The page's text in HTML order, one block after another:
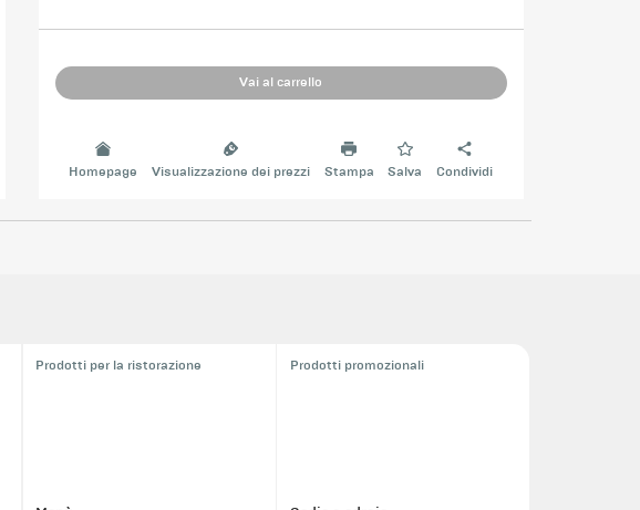
Vai al carrello
Homepage Visualizzazione dei prezzi Stampa Salva Condividi
Prodotti per la ristorazione Prodotti promozionali